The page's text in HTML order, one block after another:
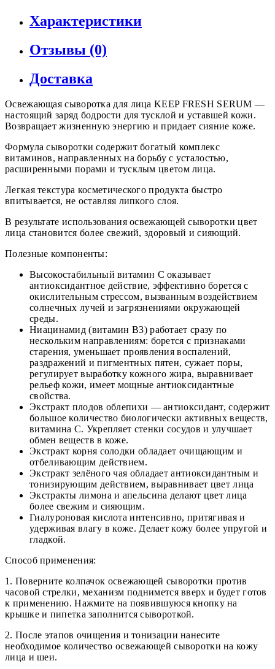
Характеристики
Отзывы (0)
Доставка
Освежающая сыворотка для лица KEEP FRESH SERUM —
настоящий заряд бодрости для тусклой и уставшей кожи.
Возвращает жизненную энергию и придает сияние коже.
Формула сыворотки содержит богатый комплекс
витаминов, направленных на борьбу с усталостью,
расширенными порами и тусклым цветом лица.
Легкая текстура косметического продукта быстро
впитывается, не оставляя липкого слоя.
В результате использования освежающей сыворотки цвет
лица становится более свежий, здоровый и сияющий.
Полезные компоненты:
Высокостабильный витамин С оказывает
антиоксидантное действие, эффективно борется с
окислительным стрессом, вызванным воздействием
солнечных лучей и загрязнениями окружающей
среды.
Ниацинамид (витамин В3) работает сразу по
нескольким направлениям: борется с признаками
старения, уменьшает проявления воспалений,
раздражений и пигментных пятен, сужает поры,
регулирует выработку кожного жира, выравнивает
рельеф кожи, имеет мощные антиоксидантные
свойства.
Экстракт плодов облепихи — антиоксидант, содержит
большое количество биологически активных веществ,
витамина С. Укрепляет стенки сосудов и улучшает
обмен веществ в коже.
Экстракт корня солодки обладает очищающим и
отбеливающим действием.
Экстракт зелёного чая обладает антиоксидантным и
тонизирующим действием, выравнивает цвет лица
Экстракты лимона и апельсина делают цвет лица
более свежим и сияющим.
Гиалуроновая кислота интенсивно, притягивая и
удерживая влагу в коже. Делает кожу более упругой и
гладкой.
Способ применения:
1. Поверните колпачок освежающей сыворотки против
часовой стрелки, механизм поднимется вверх и будет готов
к применению. Нажмите на появившуюся кнопку на
крышке и пипетка заполнится сывороткой.
2. После этапов очищения и тонизации нанесите
необходимое количество освежающей сыворотки на кожу
лица и шеи.